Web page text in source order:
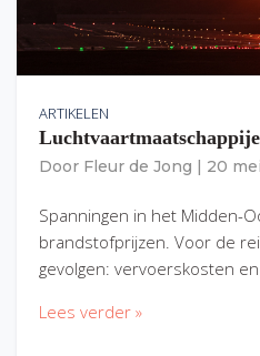
ARTIKELEN
Door Fleur de Jong 20
Spanningen in het Midden-
brandstofprijzen. Voor de
gevolgen: vervoerskosten
Lees verder »